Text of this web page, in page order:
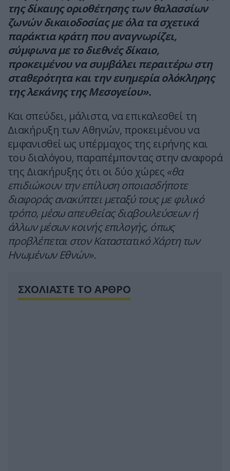
της δίκαιης οριοθέτησης των θαλασσίων
ζωνών δικαιοδοσίας με όλα τα σχετικά
παράκτια κράτη που αναγνωρίζει,
σύμφωνα με το διεθνές δίκαιο,
προκειμένου να συμβάλει περαιτέρω στη
σταθερότητα και την ευημερία ολόκληρης
της λεκάνης της Μεσογείου».
Και σπεύδει, μάλιστα, να επικαλεσθεί τη
Διακήρυξη των Αθηνών, προκειμένου να
εμφανισθεί ως υπέρμαχος της ειρήνης και
του διαλόγου, παραπέμποντας στην αναφορά
της Διακήρυξης ότι οι δύο χώρες «θα
επιδιώκουν την επίλυση οποιασδήποτε
διαφοράς ανακύπτει μεταξύ τους με φιλικό
τρόπο, μέσω απευθείας διαβουλεύσεων ή
άλλων μέσων κοινής επιλογής, όπως
προβλέπεται στον Καταστατικό Χάρτη των
Ηνωμένων Εθνών».
ΣΧΟΛΙΑΣΤΕ ΤΟ ΑΡΘΡΟ